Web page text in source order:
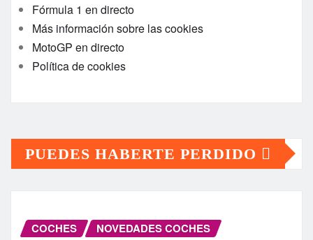
Fórmula 1 en directo
Más información sobre las cookies
MotoGP en directo
Política de cookies
PUEDES HABERTE PERDIDO
COCHES
NOVEDADES COCHES